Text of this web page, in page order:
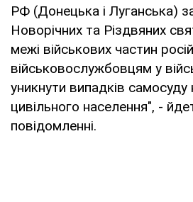
РФ (Донецька і Луганська)
Новорічних та Різдвяних
межі військових частин
військовослужбовцям у
уникнути випадків
цивільного населення", -
повідомленні.